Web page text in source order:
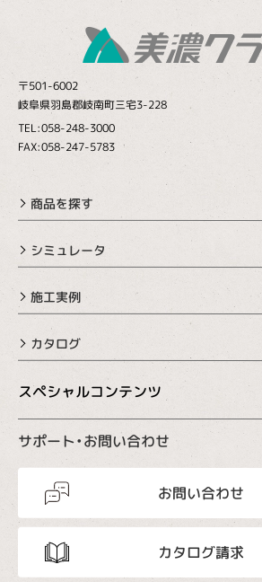
〒501-6002
岐阜県羽島郡岐南町三宅3-228
TEL:058-248-3000
FAX:058-247-5783
商品を探す
シミュレータ
施工実例
カタログ
スペシャルコンテンツ
サポート・お問い合わせ
お問い合わせ
カタログ請求